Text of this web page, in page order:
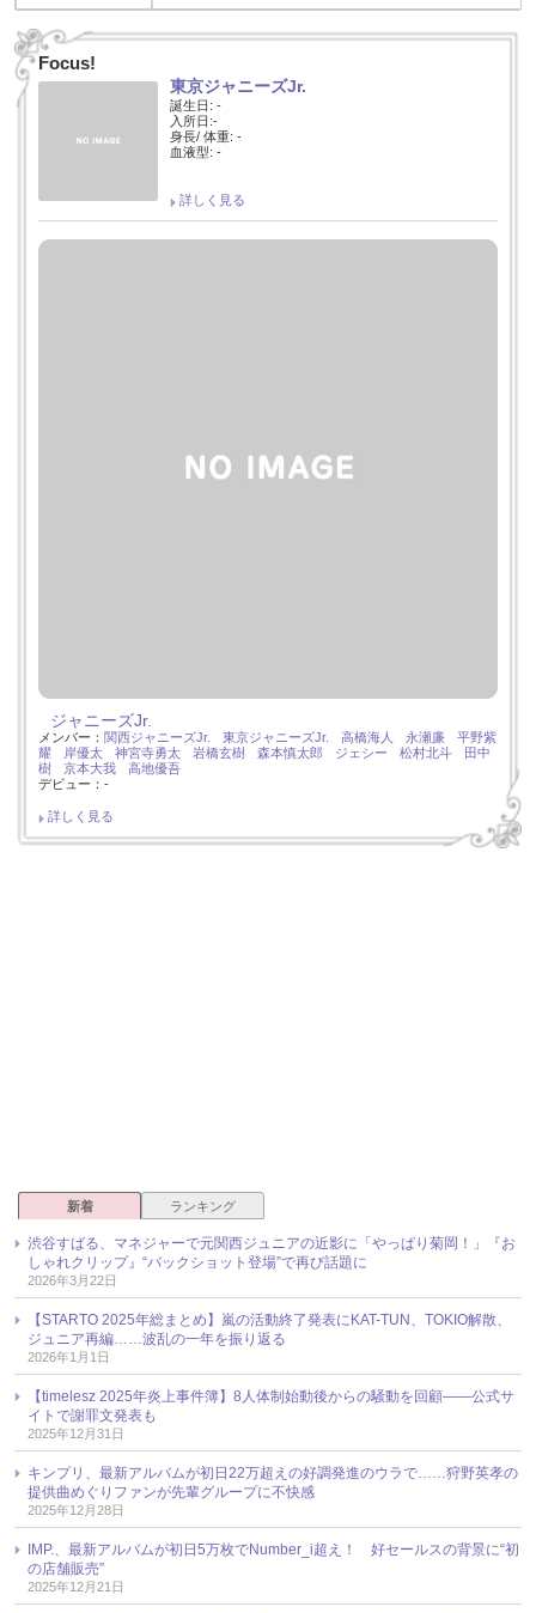
Focus!
東京ジャニーズJr.
誕生日: -
入所日:-
身長/ 体重: -
血液型: -
詳しく見る
ジャニーズJr.
メンバー： 関西ジャニーズJr. 東京ジャニーズJr. 高橋海人 永瀬廉
平野紫
耀
岸優太 神宮寺勇太 岩橋玄樹 森本慎太郎 ジェシー 松村北斗
田中
樹
京本大我
高地優吾
デビュー：-
詳しく見る
新着 ランキング
渋谷すばる、マネジャーで元関西ジュニアの近影に「やっぱり菊岡！」『お
しゃれクリップ』“バックショット登場”で再び話題に
2026年3月22日
【STARTO 2025年総まとめ】嵐の活動終了発表にKAT-TUN、TOKIO解散、
ジュニア再編……波乱の一年を振り返る
2026年1月1日
【timelesz 2025年炎上事件簿】8人体制始動後からの騒動を回顧――公式サ
イトで謝罪文発表も
2025年12月31日
キンプリ、最新アルバムが初日22万超えの好調発進のウラで……狩野英孝の
提供曲めぐりファンが先輩グループに不快感
2025年12月28日
IMP.、最新アルバムが初日5万枚でNumber_i超え！ 好セールスの背景に“初
の店舗販売”
2025年12月21日